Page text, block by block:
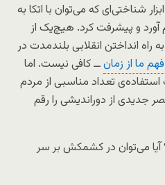
شناختی‌ای که می‌توان با اتکا به
آورد و پیشرفت کرد. هیچ‌یک از
انداختن انقلابی بلندمدت در
فهم ما از زمانــ کافی نیست. اما
تعداد مناسبی از مردم
جدیدی از دوراندیشی را رقم
آیا می‌توان در کشمکش بر سر